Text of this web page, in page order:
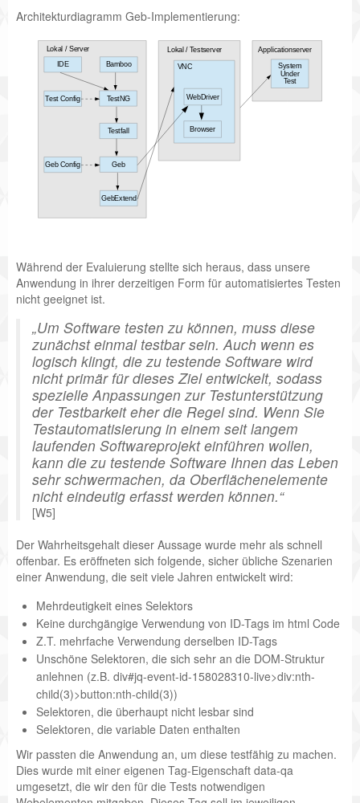
Architekturdiagramm Geb-Implementierung:
D E Bamboo
Test Config TestNG
Testfa
Geb
Geb Config
Lokal / Server Appl icationserver
System
Under
Test
GebExtend
Loka / Testserver
VNC
Browser
WebDriver
Während der Evaluierung stellte sich heraus, dass unsere
Anwendung in ihrer derzeitigen Form für automatisiertes Testen
nicht geeignet ist.
Um Software testen zu können, muss diese
zunächst einmal testbar sein. Auch wenn es
logisch klingt, die zu testende Software wird
nicht primär für dieses Ziel entwickelt, sodass
spezielle Anpassungen zur Testunterstützung
der Testbarkeit eher die Regel sind. Wenn Sie
Testautomatisierung in einem seit langem
laufenden Softwareprojekt einführen wollen,
kann die zu testende Software Ihnen das Leben
sehr schwermachen, da Oberflächenelemente
nicht eindeutig erfasst werden können.
[W5]
Der Wahrheitsgehalt dieser Aussage wurde mehr als schnell
offenbar. Es eröffneten sich folgende, sicher übliche Szenarien
einer Anwendung, die seit viele Jahren entwickelt wird:
Mehrdeutigkeit eines Selektors
Keine durchgängige Verwendung von ID-Tags im html Code
Z.T. mehrfache Verwendung derselben ID-Tags
Unschöne Selektoren, die sich sehr an die DOM-Struktur
anlehnen (z.B. div#jq-event-id-158028310-live>div:nth-
child(3)>button:nth-child(3))
Selektoren, die überhaupt nicht lesbar sind
Selektoren, die variable Daten enthalten
Wir passten die Anwendung an, um diese testfähig zu machen.
Dies wurde mit einer eigenen Tag-Eigenschaft data-qa
umgesetzt, die wir den für die Tests notwendigen